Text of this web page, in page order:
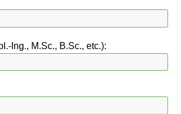
Ing., M.Sc., B.Sc., etc.):